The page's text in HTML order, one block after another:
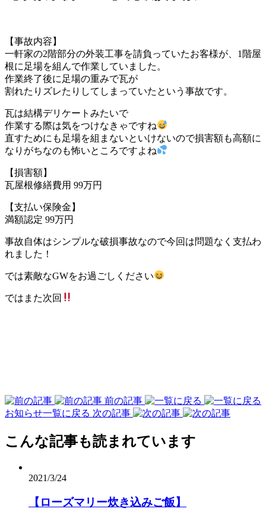
【事故内容】
一軒家の2階部分の外装工事を請負っていたお客様が、1階屋
根に足場を組んで作業していました。
作業終了後に足場の重みで瓦が
割れたりズレたりしてしまっていたという事故です。
瓦は結構デリケートみたいで
作業する際は気をつけなきゃですね
直すためにも足場を組まないといけないので損害額も高額に
なりがちなのも怖いところですよね
【損害額】
瓦屋根修繕費用 99万円
【支払い保険金】
満額認定 99万円
事故自体はシンプルな破損事故なので今回は問題なく支払わ
れました！
では素敵なGWをお過ごしください
ではまた次回
前の記事
お知らせ一覧に戻る 次の記事
こんな記事も読まれています
2021/3/24
【ローズマリー炊き込みご飯】